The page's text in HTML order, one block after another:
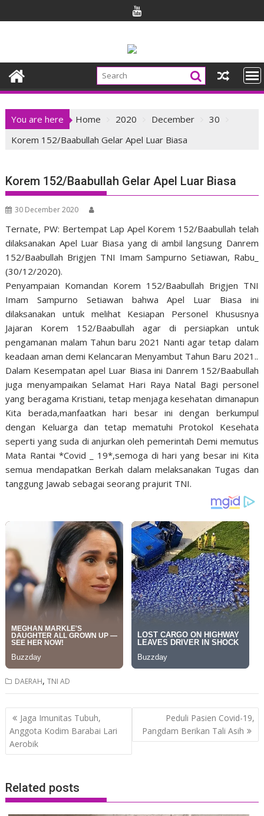
to
You are here Home 2020 December
30
Korem 152/Baabullah Gelar Apel Luar Biasa
Korem 152/Baabullah Gelar Apel Luar Biasa
30 December 2020
Ternate, PW: Bertempat Lap Apel Korem 152/Baabullah telah
dilaksanakan Apel Luar Biasa yang di ambil langsung Danrem
152/Baabullah Brigjen TNI Imam Sampurno Setiawan, Rabu_
(30/12/2020).
Penyampaian Komandan Korem 152/Baabullah Brigjen TNI
Imam Sampurno Setiawan bahwa Apel Luar Biasa ini
dilaksanakan untuk melihat Kesiapan Personel Khususnya
Jajaran Korem 152/Baabullah agar di persiapkan untuk
pengamanan malam Tahun baru 2021 Nanti agar tetap dalam
keadaan aman demi Kelancaran Menyambut Tahun Baru 2021..
Dalam Kesempatan apel Luar Biasa ini Danrem 152/Baabullah
juga menyampaikan Selamat Hari Raya Natal Bagi personel
yang beragama Kristiani, tetap menjaga kesehatan dimanapun
Kita berada,manfaatkan hari besar ini dengan berkumpul
dengan Keluarga dan tetap mematuhi Protokol Kesehata
seperti yang suda di anjurkan oleh pemerintah Demi memutus
Mata Rantai *Covid _ 19*,semoga di hari yang besar ini Kita
semua mendapatkan Berkah dalam melaksanakan Tugas dan
tanggung Jawab sebagai seorang prajurit TNI.
DAERAH,TNI AD
Post
navigation
Jaga Imunitas Tubuh,
Anggota Kodim Barabai Lari
Aerobik
Peduli Pasien Covid-19,
Pangdam Berikan Tali Asih
Related posts